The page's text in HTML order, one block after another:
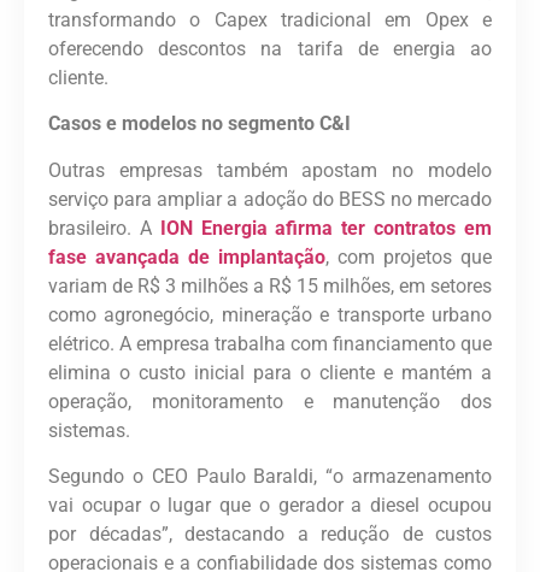
transformando o Capex tradicional em Opex e
oferecendo descontos na tarifa de energia ao
cliente.
Casos e modelos no segmento C&I
Outras empresas também apostam no modelo
serviço para ampliar a adoção do BESS no mercado
brasileiro. A ION Energia afirma ter contratos em
fase avançada de implantação, com projetos que
variam de R$ 3 milhões a R$ 15 milhões, em setores
como agronegócio, mineração e transporte urbano
elétrico. A empresa trabalha com financiamento que
elimina o custo inicial para o cliente e mantém a
operação, monitoramento e manutenção dos
sistemas.
Segundo o CEO Paulo Baraldi, “o armazenamento
vai ocupar o lugar que o gerador a diesel ocupou
por décadas”, destacando a redução de custos
operacionais e a confiabilidade dos sistemas como